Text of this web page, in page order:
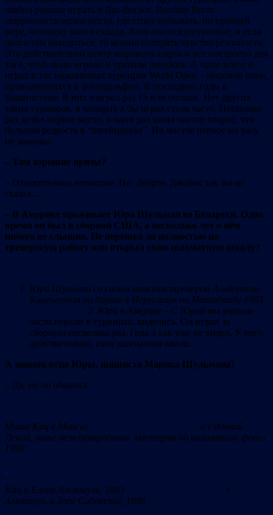
любил раньше играть в Лас-Вегасе. Вообще Вегас
сюрреалистическое место, где стоит побывать, по крайней
мере, человеку моего склада. Хоть оно искусственное, и если
долго там находиться, то можно потерять чувство реальности.
Это действительно центр мирового азарта и все построено для
того, чтоб люди играли и тратили денежки. А чаще всего я
играл в так называемых турнирах World Оpen – мировой опен,
проводившихся в Филадельфии. В последние годы в
Вашингтоне. В них я играл раз 15 или больше. Нет других
таких турниров, в которых я бы играл столь часто. Несколько
раз делил первое место, а один раз занял чистое второе, что
большая редкость в “швейцарках”. Но чистое первое ни разу
не занимал.
– Там хорошие призы?
– Относительно неплохие. Но Леброн Джеймс так бы не
сказал…
– В Америке проживает Юра Шульман из Беларуси. Одно
время он был в сборной США, а несколько лет о нём
ничего не слышно. Не перешел ли полностью на
тренерскую работу или открыл свою шахматную школу?
Юра Шульман со своим минским тренером Альбертом
Капенгутом по дороге в Иерусалим на Маккабиаду 1993.
2. Юра в Америке – С Юрой мы раньше
часто играли в турнирах, виделись. Он играл за
сборную несколько раз. Года 3 как уже не видел. У него,
действительно, своя шахматная школа.
А знаешь отца Юры, шашиста Марика Шульмана?
– Да, но не общался.
Миша Кац в Минске и с дочкой
Леной, ныне международным мастером по шахматам. фото
1996
Кац и Елена Альтшуль, 1983 с
Альтшуль и Зоей Садовской, 1986